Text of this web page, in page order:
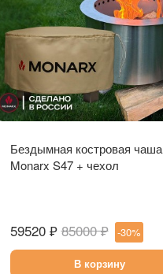
Бездымная костровая чаша
Monarx S47 + чехол
59520 ₽ 85000 ₽ -30%
В корзину